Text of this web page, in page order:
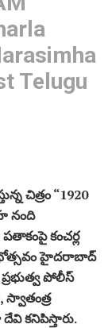
Telugu
చిత్రం “1920
నంది
కంచర్ల
హైదరాబాద్
పోలీస్
స్వాతంత్ర
కనిపిస్తారు.